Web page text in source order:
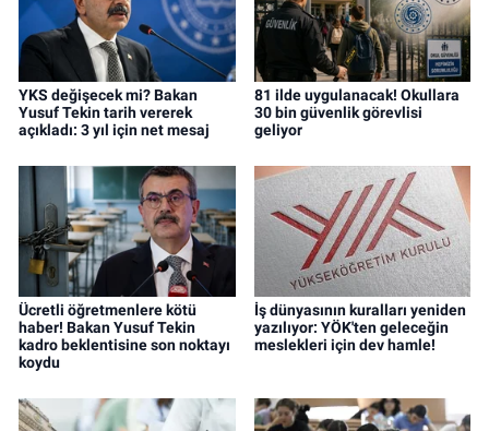
YKS değişecek mi? Bakan
Yusuf Tekin tarih vererek
açıkladı: 3 yıl için net mesaj
81 ilde uygulanacak! Okullara
30 bin güvenlik görevlisi
geliyor
Ücretli öğretmenlere kötü
haber! Bakan Yusuf Tekin
kadro beklentisine son noktayı
koydu
İş dünyasının kuralları yeniden
yazılıyor: YÖK'ten geleceğin
meslekleri için dev hamle!